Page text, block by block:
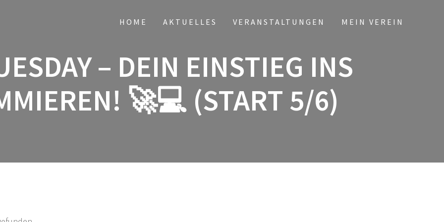
HOME AKTUELLES VERANSTALTUNGEN MEIN VEREIN
– DEIN EINSTIEG INS
🚀💻 (START 5/6)